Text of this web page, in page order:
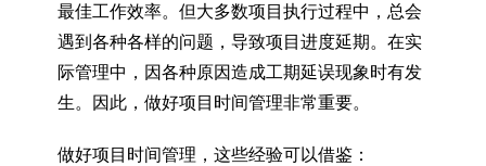
最佳工作效率。但大多数项目执行过程中，总会
遇到各种各样的问题，导致项目进度延期。在实
际管理中，因各种原因造成工期延误现象时有发
生。因此，做好项目时间管理非常重要。
做好项目时间管理，这些经验可以借鉴：